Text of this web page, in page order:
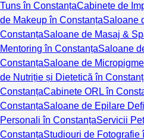
Tuns în ConstanțaCabinete de
de Makeup în ConstanțaSaloane
ConstanțaSaloane de Masaj &
Mentoring în ConstanțaSaloane
ConstanțaSaloane de
de Nutriție și Dietetică în
ConstanțaCabinete ORL în
ConstanțaSaloane de Epilare
Personali în ConstanțaServicii
ConstanțaStudiouri de Fotografie